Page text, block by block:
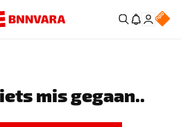
mis gegaan..